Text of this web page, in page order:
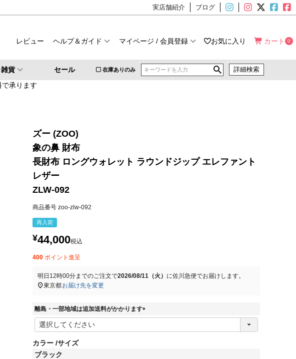
実店舗紹介 ブログ
レビュー ヘルプ＆ガイド マイページ / 会員登録 お気に入り カート 0
貨 セール 在庫ありのみ 詳細検索
承ります
ズー (ZOO)
象の鼻 財布
長財布 ロングウォレット ラウンドジップ エレファント
レザー
ZLW-092
商品番号 zoo-zlw-092
再入荷
¥44,000税込
400 ポイント進呈
明日 12時00分までのご注文で2026/08/11（火） に佐川急便でお届けします。
東京都お届け先を変更
離島・一部地域は追加送料がかかります
(
カラー サイズ
ブラック